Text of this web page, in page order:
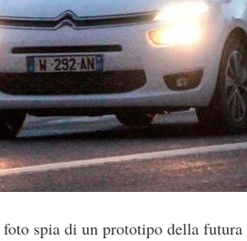
spia di un prototipo della futura